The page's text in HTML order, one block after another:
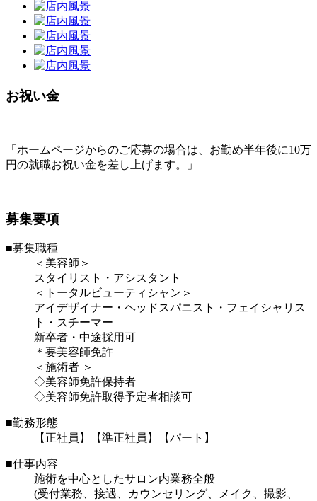
お祝い金
「ホームページからのご応募の場合は、お勤め半年後に10万
円の就職お祝い金を差し上げます。」
募集要項
■募集職種
＜美容師＞
スタイリスト・アシスタント
＜トータルビューティシャン＞
アイデザイナー・ヘッドスパニスト・フェイシャリス
ト・スチーマー
新卒者・中途採用可
＊要美容師免許
＜施術者 ＞
◇美容師免許保持者
◇美容師免許取得予定者相談可
■勤務形態
【正社員】【準正社員】【パート】
■仕事内容
施術を中心としたサロン内業務全般
(受付業務、接遇、カウンセリング、メイク、撮影、